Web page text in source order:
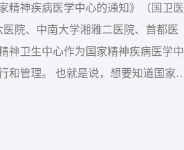
精神疾病医学中心的通知》（国卫医
院、中南大学湘雅二医院、首都医
神卫生中心作为国家精神疾病医学中
想要知道国家精
大第六医院和北京安定医院，也可以